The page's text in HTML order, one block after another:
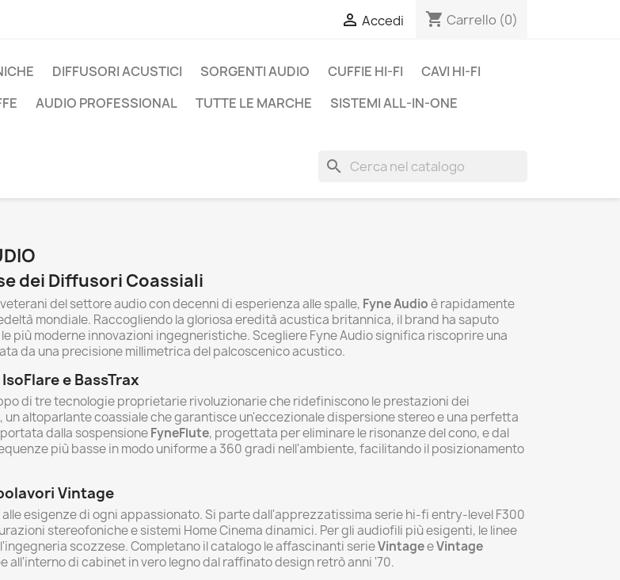
 Accedi shopping_cart Carrello (0)
DIFFUSORI ACUSTICI SORGENTI AUDIO CUFFIE HI-FI
CAVI HI-FI
AUDIO PROFESSIONAL TUTTE LE MARCHE
SISTEMI ALL-IN-ONE
search
dei Diffusori Coassiali
del settore audio con decenni di esperienza alle spalle, Fyne Audioè rapidamente
mondiale. Raccogliendo la gloriosa eredità acustica britannica, il brand ha saputo
moderne innovazioni ingegneristiche. Scegliere Fyne Audio significa riscoprire una
da una precisione millimetrica del palcoscenico acustico.
e BassTrax
di tre tecnologie proprietarie rivoluzionarie che ridefiniscono le prestazioni dei
, un altoparlante coassiale che garantisce un'eccezionale dispersione stereo e una perfetta
dalla sospensioneFyneFlute, progettata per eliminare le risonanze del cono, e dal
più basse in modo uniforme a 360 gradi nell'ambiente, facilitando il posizionamento
Vintage
esigenze di ogni appassionato. Si parte dall'apprezzatissima serie hi-fi entry-level F300
stereofoniche e sistemi Home Cinema dinamici. Per gli audiofili più esigenti, le linee
scozzese. Completano il catalogo le affascinanti serieVintageeVintage
di cabinet in vero legno dal raffinato design retrò anni '70.